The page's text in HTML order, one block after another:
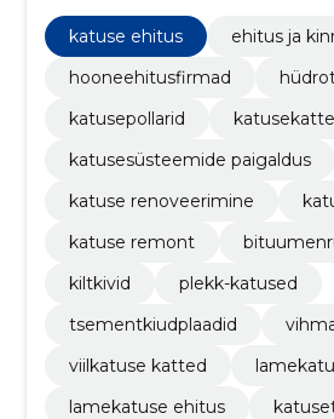
ja hooldust ning katusekatte
katuse ehitus
ehitus ja
hooneehitusfirmad
katusepollarid
katusesüsteemide paigaldus
katuse renoveerimine
katuse remont
kiltkivid
plekk-katused
tsementkiudplaadid
viilkatuse katted
lamekatuse ehitus